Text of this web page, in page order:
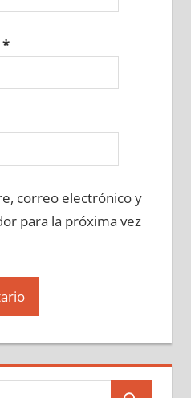
*
correo electrónico y
para la próxima vez